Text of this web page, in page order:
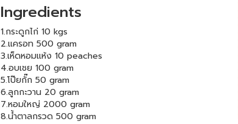
Ingredients
1.กระดูกไก่ 10 kgs
2.แครอท 500 gram
3.เห็ดหอมแห้ง 10 peaches
4.อบเชย 100 gram
5.โป๊ยกั๊ก 50 gram
6.ลูกกะวาน 20 gram
7.หอมใหญ่ 2000 gram
8.น้ำตาลกรวด 500 gram